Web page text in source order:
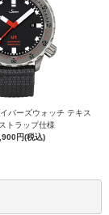
バーズウォッチ テキス
トラップ仕様
円(税込)